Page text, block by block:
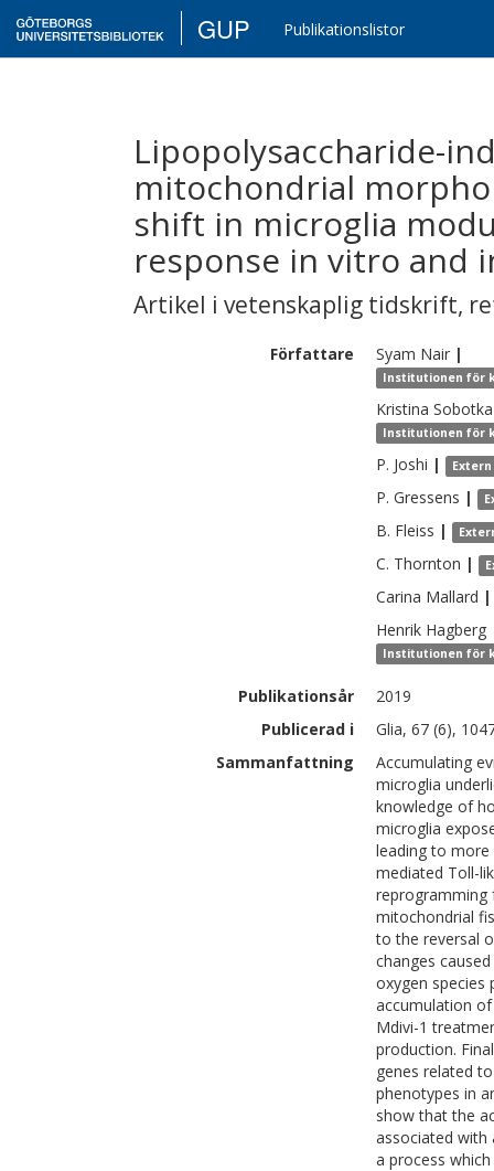
GUP Publikationslistor
Lipopolysaccharide-
mitochondrial
shift in microglia
response in vitro and
Artikel i vetenskaplig tidskrift,
Författare Syam Nair |
Institutionen för
Kristina Sobotka
Institutionen för
P. Joshi | Extern
P. Gressens |
B. Fleiss |
C. Thornton |
Carina Mallard |
Henrik Hagberg
Institutionen för
Publikationsår
2019
Publicerad i
Glia, 67 (6),
Sammanfattning
Accumulating
microglia
knowledge of
microglia
leading to
mediated Toll-
reprogramming
mitochondrial
to the reversal
changes
oxygen species
accumulation
Mdivi-1
production.
genes related
phenotypes in
show that the
associated with
a process